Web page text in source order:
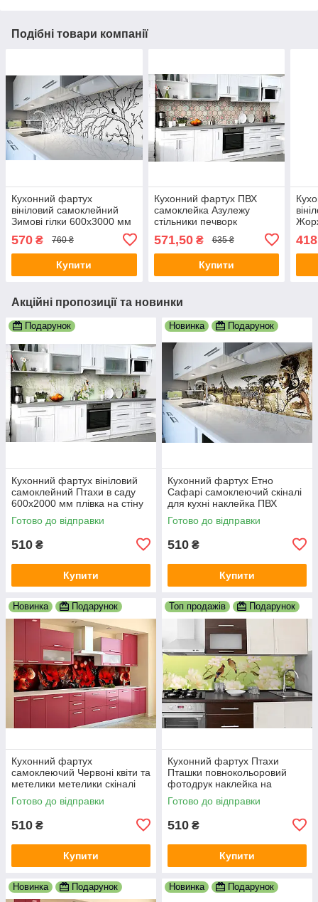
Подібні товари компанії
Кухонний фартух
вініловий самоклейний
Зимові гілки 600х3000 мм
Pocket Z181783
570 ₴ 760 ₴
Купити
Кухонний фартух ПВХ
самоклейка Азулежу
стільники печворк
стіну Happy Pocket
Z183671
571,50₴ 635 ₴
Купити
418
Акційні пропозиції та новинки
Подарунок
Кухонний фартух вініловий
самоклейний Птахи в саду
600х2000 мм плівка на стіну
Happy Pocket Z181429
Готово до відправки
510 ₴
Купити
Новинка Подарунок
Кухонний фартух Етно
Сафарі самоклеючий скіналі
для кухні наклейка ПВХ
слони зебри Африка
600х2000 мм
Готово до відправки
510 ₴
Купити
Новинка Подарунок
Кухонний фартух
самоклеючий Червоні квіти та
метелики метелики скіналі
для кухні наклейка ПВХ
600х2000 мм
Готово до відправки
510 ₴
Купити
Топ продажів Подарунок
Кухонний фартух Птахи
Пташки повнокольоровий
фотодрук наклейка на
стінову панель для кухні
природа 600х2000 мм
Готово до відправки
510 ₴
Купити
Новинка Подарунок Новинка Подарунок